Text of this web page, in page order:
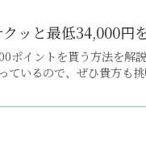
クッと最低34,000円
ポイントを貰う方法を解
ているので、ぜひ貴方も